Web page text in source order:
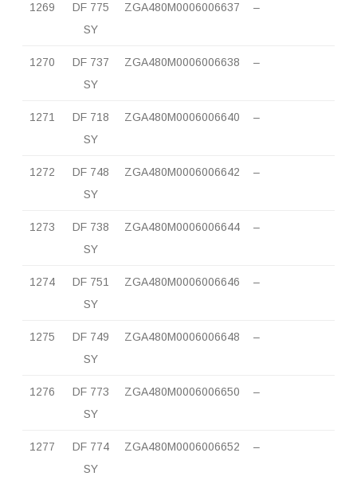
1269
DF 775
SY
ZGA480M0006006637 –
1270
DF 737
SY
ZGA480M0006006638 –
1271
DF 718
SY
ZGA480M0006006640 –
1272
DF 748
SY
ZGA480M0006006642 –
1273
DF 738
SY
ZGA480M0006006644 –
1274
DF 751
SY
ZGA480M0006006646 –
1275
DF 749
SY
ZGA480M0006006648 –
1276
DF 773
SY
ZGA480M0006006650 –
1277
DF 774
SY
ZGA480M0006006652 –